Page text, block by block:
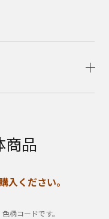
商品
入ください。
柄コードです。